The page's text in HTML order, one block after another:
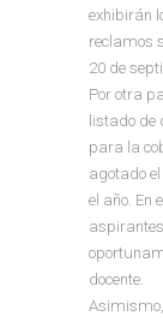
exhibirán
reclamos
20 de
Por otra
listado de
para la
agotado
el año. En
docente.